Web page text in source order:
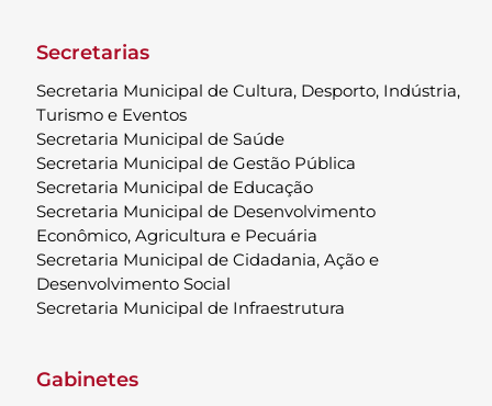
Secretarias
Secretaria Municipal de Cultura, Desporto, Indústria,
Turismo e Eventos
Secretaria Municipal de Saúde
Secretaria Municipal de Gestão Pública
Secretaria Municipal de Educação
Secretaria Municipal de Desenvolvimento
Econômico, Agricultura e Pecuária
Secretaria Municipal de Cidadania, Ação e
Desenvolvimento Social
Secretaria Municipal de Infraestrutura
Gabinetes